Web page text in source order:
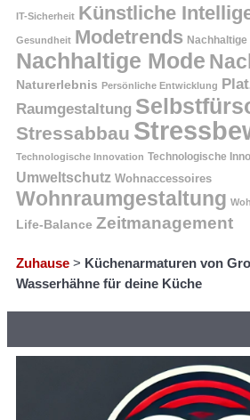
IT-Sicherheit Künstliche
Gesundheit Modetrends
Nachhaltige Mode
Naturerlebnis Persönliche Entwicklung
Raumgestaltung
Stressabbau
Technologische Innovation Technologische
Umweltschutz Wohnaccessoires
Wohnraumgestaltung
Life-Balance Zeitmanagement
Zuhause > Küchenarmaturen von
Wasserhähne für deine Küche